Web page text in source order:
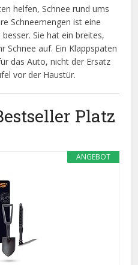
helfen, Schnee rund ums
Schneemengen ist eine
Sie hat ein breites,
Schnee auf. Ein Klappspaten
das Auto, nicht der Ersatz
vor der Haustür.
Platz
ANGEBOT